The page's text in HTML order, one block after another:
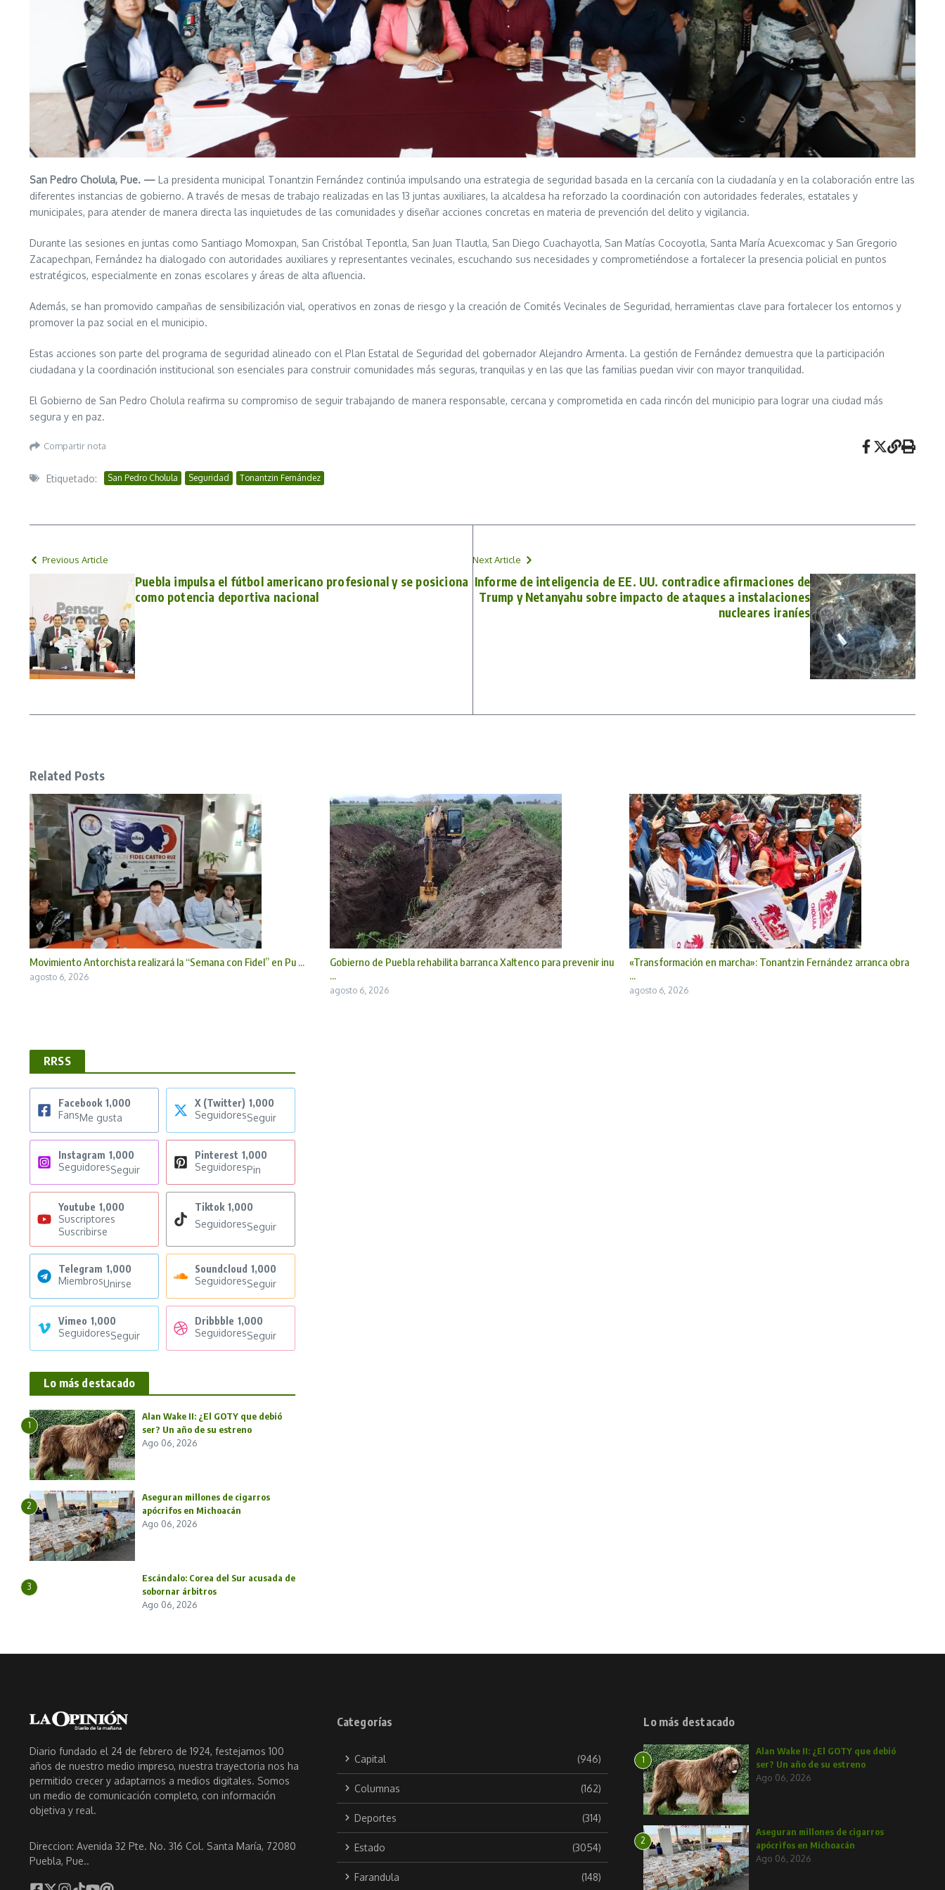
San Pedro Cholula, Pue. — La presidenta municipal Tonantzin Fernández continúa impulsando una estrategia de seguridad basada en la cercanía con la ciudadanía y en la colaboración entre las
diferentes instancias de gobierno. A través de mesas de trabajo realizadas en las 13 juntas auxiliares, la alcaldesa ha reforzado la coordinación con autoridades federales, estatales y
municipales, para atender de manera directa las inquietudes de las comunidades y diseñar acciones concretas en materia de prevención del delito y vigilancia.
Durante las sesiones en juntas como Santiago Momoxpan, San Cristóbal Tepontla, San Juan Tlautla, San Diego Cuachayotla, San Matías Cocoyotla, Santa María Acuexcomac y San Gregorio
Zacapechpan, Fernández ha dialogado con autoridades auxiliares y representantes vecinales, escuchando sus necesidades y comprometiéndose a fortalecer la presencia policial en puntos
estratégicos, especialmente en zonas escolares y áreas de alta afluencia.
Además, se han promovido campañas de sensibilización vial, operativos en zonas de riesgo y la creación de Comités Vecinales de Seguridad, herramientas clave para fortalecer los entornos y
promover la paz social en el municipio.
Estas acciones son parte del programa de seguridad alineado con el Plan Estatal de Seguridad del gobernador Alejandro Armenta. La gestión de Fernández demuestra que la participación
ciudadana y la coordinación institucional son esenciales para construir comunidades más seguras, tranquilas y en las que las familias puedan vivir con mayor tranquilidad.
El Gobierno de San Pedro Cholula reafirma su compromiso de seguir trabajando de manera responsable, cercana y comprometida en cada rincón del municipio para lograr una ciudad más
segura y en paz.
Compartir nota
Etiquetado: San Pedro Cholula Seguridad Tonantzin Fernández
Previous Article
Puebla impulsa el fútbol americano profesional y se posiciona
como potencia deportiva nacional
Next Article
Informe de inteligencia de EE. UU. contradice afirmaciones de
Trump y Netanyahu sobre impacto de ataques a instalaciones
nucleares iraníes
Related Posts
Movimiento Antorchista realizará la “Semana con Fidel” en Pu ...
agosto 6, 2026
Gobierno de Puebla rehabilita barranca Xaltenco para prevenir inu
agosto 6, 2026
«Transformación en marcha»: Tonantzin Fernández arranca obra
agosto 6, 2026
RRSS
Facebook 1,000
FansMe gusta
X (Twitter) 1,000
SeguidoresSeguir
Instagram 1,000
SeguidoresSeguir
Pinterest 1,000
SeguidoresPin
Youtube 1,000
Suscriptores
Suscribirse
Tiktok 1,000
SeguidoresSeguir
Telegram 1,000
MiembrosUnirse
Soundcloud 1,000
SeguidoresSeguir
Vimeo 1,000
SeguidoresSeguir
Dribbble 1,000
SeguidoresSeguir
Lo más destacado
1
Alan Wake II: ¿El GOTY que debió
ser? Un año de su estreno
Ago 06, 2026
2
Aseguran millones de cigarros
apócrifos en Michoacán
Ago 06, 2026
3
Escándalo: Corea del Sur acusada de
sobornar árbitros
Ago 06, 2026
Diario fundado el 24 de febrero de 1924, festejamos 100
años de nuestro medio impreso, nuestra trayectoria nos ha
permitido crecer y adaptarnos a medios digitales. Somos
un medio de comunicación completo, con información
objetiva y real.
Direccion: Avenida 32 Pte. No. 316 Col. Santa María, 72080
Puebla, Pue..
Categorías
Capital (946)
Columnas (162)
Deportes (314)
Estado (3054)
Farandula (148)
Lo más destacado
1
Alan Wake II: ¿El GOTY que debió
ser? Un año de su estreno
Ago 06, 2026
2
Aseguran millones de cigarros
apócrifos en Michoacán
Ago 06, 2026